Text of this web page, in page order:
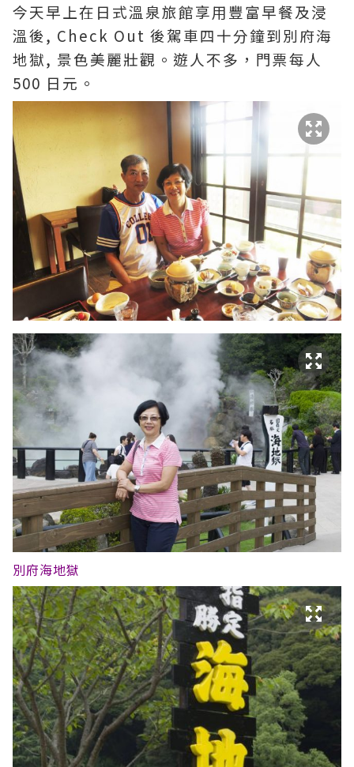
今天早上在日式溫泉旅館享用豐富早餐及浸
溫後, Check Out 後駕車四十分鐘到別府海
地獄, 景色美麗壯觀。遊人不多，門票每人
500 日元。
別府海地獄